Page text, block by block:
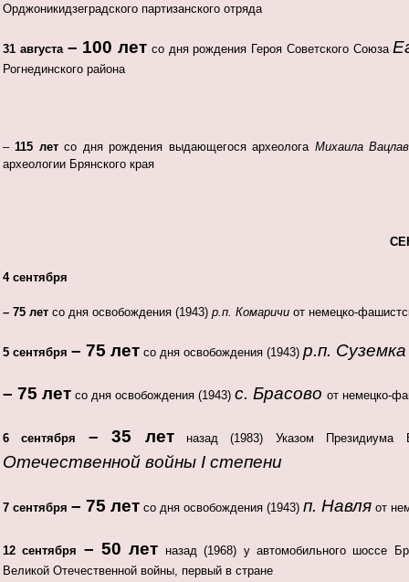
Орджоникидзеградского партизанского отряда
31 августа – 100 лет со дня рождения Героя Советского Союза
Рогнединского района
–115 летсо дня рождения выдающегося археолога Михаила
археологии Брянского края
4 сентября
– 75 лет со дня освобождения (1943) р.п. Комаричи от немецко-
5 сентября – 75 лет со дня освобождения (1943) р.п. Суземка
– 75 лет со дня освобождения (1943) с. Брасово от немецко-
6 сентября – 35 летназад (1983) Указом Президиума
Отечественной войны I степени
7 сентября – 75 лет со дня освобождения (1943) п. Навля от
12 сентября – 50 лет назад (1968) у автомобильного шоссе
Великой Отечественной войны, первый в стране